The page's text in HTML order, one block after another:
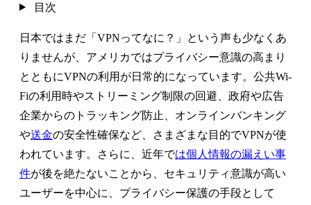
目次
日本ではまだ「VPNってなに？」という声も少なくあ
りませんが、アメリカではプライバシー意識の高まり
とともにVPNの利用が日常的になっています。公共Wi-
Fiの利用時やストリーミング制限の回避、政府や広告
企業からのトラッキング防止、オンラインバンキング
や送金の安全性確保など、さまざまな目的でVPNが使
われています。さらに、近年では個人情報の漏えい事
件が後を絶たないことから、セキュリティ意識が高い
ユーザーを中心に、プライバシー保護の手段として